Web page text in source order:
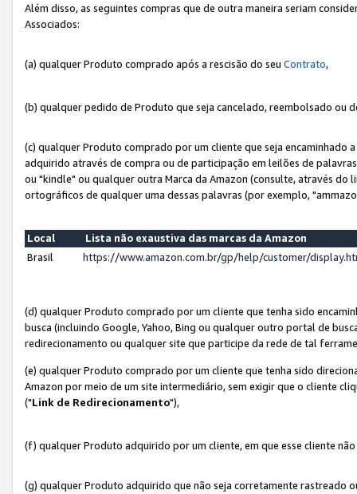
Além disso, as seguintes compras que de outra maneira seriam
Associados:
(a) qualquer Produto comprado após a rescisão do seu Contrato,
(b) qualquer pedido de Produto que seja cancelado, reembolsado ou
(c) qualquer Produto comprado por um cliente que seja encaminhado
adquirido através de compra ou de participação em leilões de
ou "kindle" ou qualquer outra Marca da Amazon (consulte, através do
ortográficos de qualquer uma dessas palavras (por exemplo,
Local
Lista não exaustiva das marcas da Amazon
Brasil
https://www.amazon.com.br/gp/help/customer/
(d) qualquer Produto comprado por um cliente que tenha sido
busca (incluindo Google, Yahoo, Bing ou qualquer outro portal de
redirecionamento ou qualquer site que participe da rede de tal
(e) qualquer Produto comprado por um cliente que tenha sido
Amazon por meio de um site intermediário, sem exigir que o cliente
("Link de Redirecionamento"),
(f) qualquer Produto adquirido por um cliente, em que esse cliente
(g) qualquer Produto adquirido que não seja corretamente rastreado